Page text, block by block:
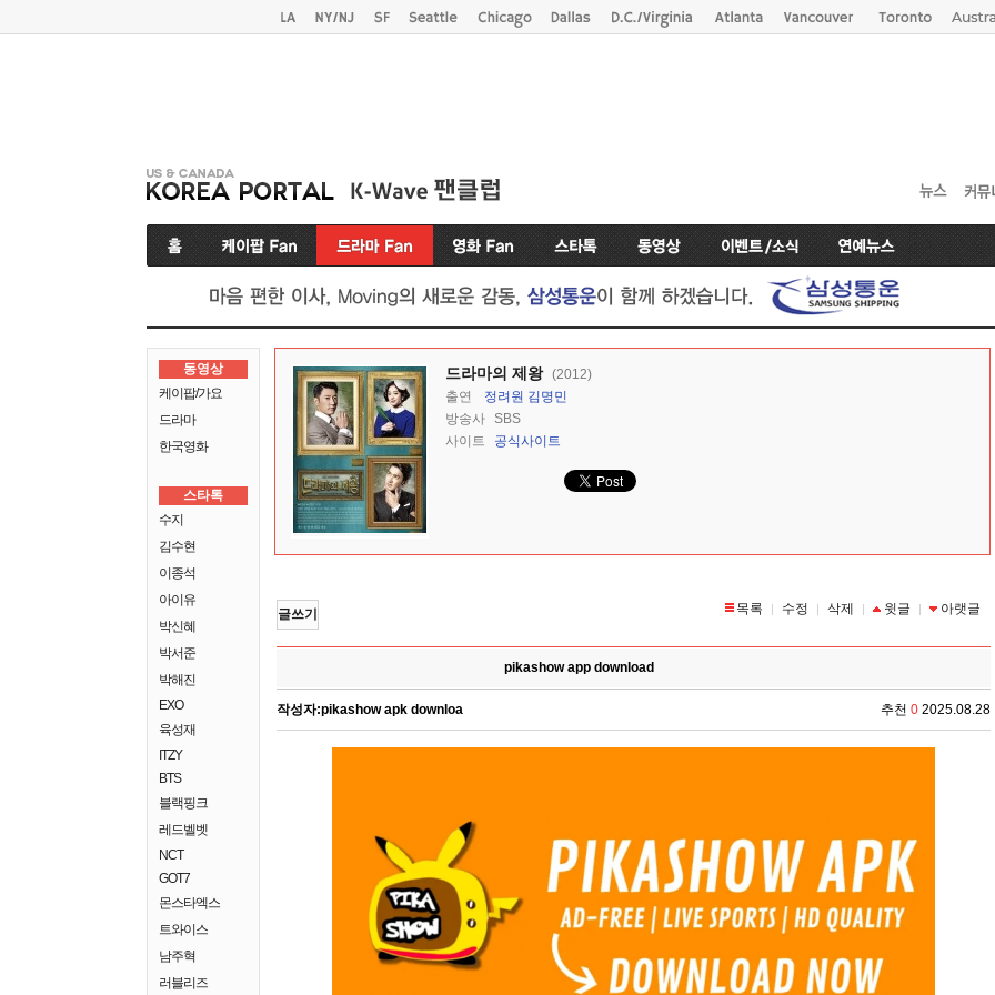
동영상
케이팝/가요
드라마
한국영화
스타톡
수지
김수현
이종석
아이유
박신혜
박서준
박해진
EXO
육성재
ITZY
BTS
블랙핑크
레드벨벳
NCT
GOT7
몬스타엑스
트와이스
남주혁
러블리즈
드라마의 제왕 (2012)
출연
정려원 김명민
방송사 SBS
사이트
공식사이트
글쓰기 목록 | 수정 | 삭제 | 윗글 | 아랫글
pikashow app download
작성자:pikashow apk downloa 추천 0 2025.08.28